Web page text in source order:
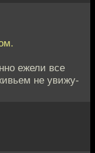
ежели все
не увижу-